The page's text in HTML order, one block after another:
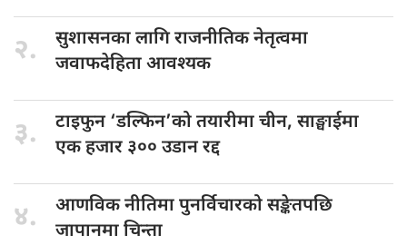
२. सुशासनका लागिराजनीतिक नेतृत्वमा
जवाफदेहिता आवश्यक
३. टाइफुन ‘डल्फिन’कोतयारीमा चीन, साङ्घाईमा
एक हजार ३०० उडान रद्द
४. आणविक नीतिमापुनर्विचारको सङ्केतपछि
जापानमा चिन्ता